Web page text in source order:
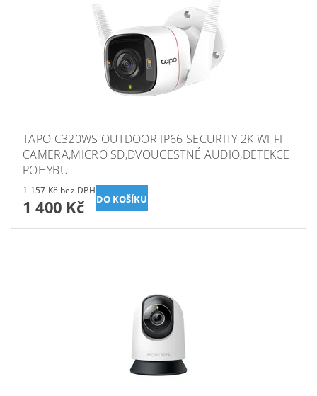
TAPO C320WS OUTDOOR IP66 SECURITY 2K WI-FI
CAMERA,MICRO SD,DVOUCESTNÉ AUDIO,DETEKCE
POHYBU
1 157 Kč bez DPH
1 400 Kč